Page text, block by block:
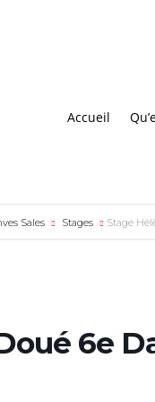
Accueil
Sales Stages Stage
6e